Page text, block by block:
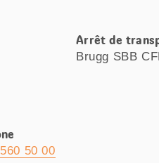
Arrêt de
Brugg SBB
50 00